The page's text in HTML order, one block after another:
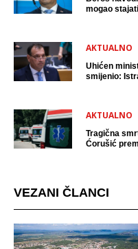
mogao
AKTUALNO
Uhićen
smijenio:
AKTUALNO
Tragična
Ćorušić
VEZANI ČLANCI